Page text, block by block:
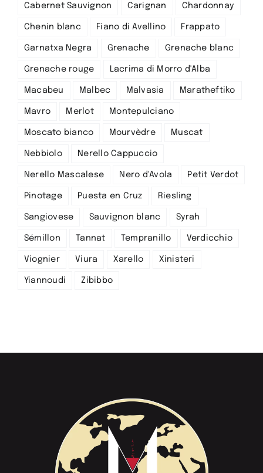
Cabernet Sauvignon Carignan Chardonnay
Chenin blanc Fiano di Avellino Frappato
Garnatxa Negra Grenache Grenache blanc
Grenache rouge Lacrima di Morro d'Alba
Macabeu Malbec Malvasia Maratheftiko
Mavro Merlot Montepulciano
Moscato bianco Mourvèdre Muscat
Nebbiolo Nerello Cappuccio
Nerello Mascalese Nero d'Avola Petit Verdot
Pinotage Puesta en Cruz Riesling
Sangiovese Sauvignon blanc Syrah
Sémillon Tannat Tempranillo Verdicchio
Viognier Viura Xarello Xinisteri
Yiannoudi Zibibbo